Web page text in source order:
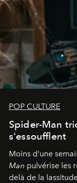
POP CULTURE
Spider-Man
s'essoufflent
Moins d'une
Man pulvérise les
delà de la